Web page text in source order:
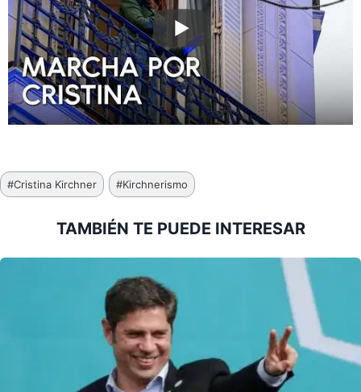
Etiquetas
de
#Cristina Kirchner #Kirchnerismo
TAMBIÉN TE PUEDE INTERESAR